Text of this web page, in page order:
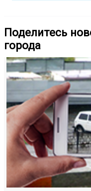
Поделитесь
города